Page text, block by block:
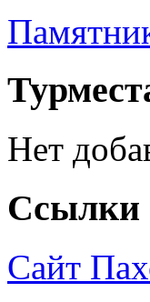
Нет
Ссылки
Сайт